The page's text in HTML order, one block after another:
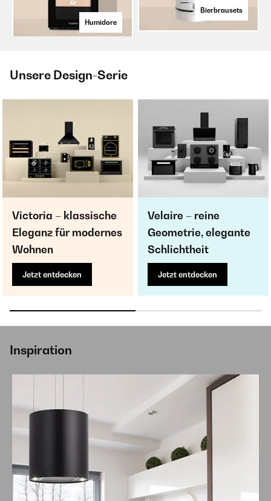
Humidore
Bierbrausets
Unsere Design-Serie
Victoria – klassische
Eleganz für modernes
Wohnen
Jetzt entdecken
Velaire – reine
Geometrie, elegante
Schlichtheit
Jetzt entdecken
Inspiration